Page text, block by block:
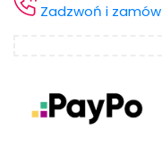
Zadzwoń i zamów